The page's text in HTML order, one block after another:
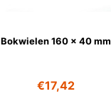
Bokwielen 160 x 40 mm
€17,42